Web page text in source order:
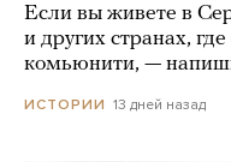
Если вы живете в
и других странах,
комьюнити, —
ИСТОРИИ 13 дней назад